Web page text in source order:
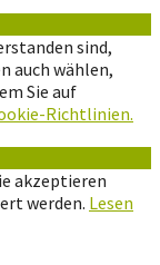
sind,
auch wählen,
Sie auf
Richtlinien.
akzeptieren
werden. Lesen